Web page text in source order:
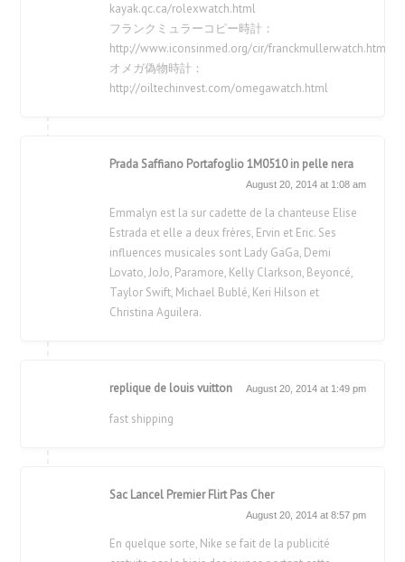
kayak.qc.ca/rolexwatch.html
フランクミュラーコピー時計：
http://www.iconsinmed.org/cir/franckmullerwatch.html
オメガ偽物時計：
http://oiltechinvest.com/omegawatch.html
Prada Saffiano Portafoglio 1M0510 in pelle nera
August 20, 2014 at 1:08 am
Emmalyn est la sur cadette de la chanteuse Elise
Estrada et elle a deux frères, Ervin et Eric. Ses
influences musicales sont Lady GaGa, Demi
Lovato, JoJo, Paramore, Kelly Clarkson, Beyoncé,
Taylor Swift, Michael Bublé, Keri Hilson et
Christina Aguilera.
replique de louis vuitton August 20, 2014 at 1:49 pm
fast shipping
Sac Lancel Premier Flirt Pas Cher
August 20, 2014 at 8:57 pm
En quelque sorte, Nike se fait de la publicité